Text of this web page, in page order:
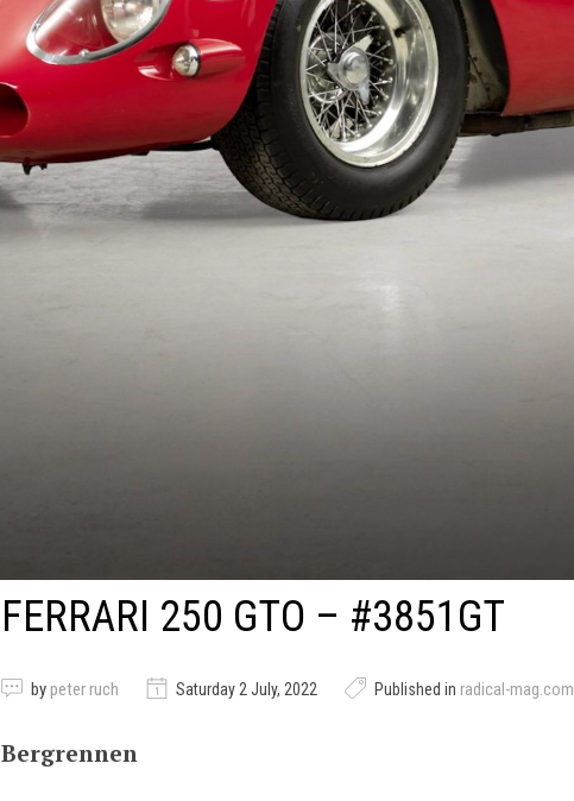
FERRARI 250 GTO – #3851GT
by peter ruch Saturday 2 July, 2022 Published in radical-mag.com
Bergrennen